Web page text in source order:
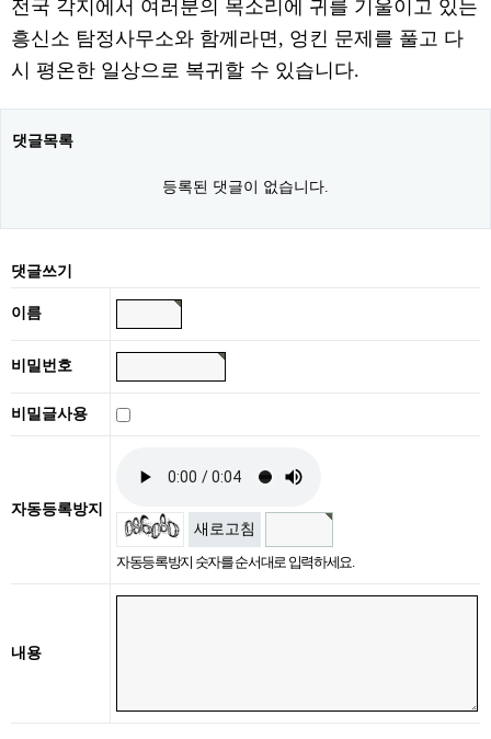
전국 각지에서 여러분의 목소리에 귀를 기울이고 있는
흥신소 탐정사무소와 함께라면, 엉킨 문제를 풀고 다
시 평온한 일상으로 복귀할 수 있습니다.
댓글목록
등록된 댓글이 없습니다.
댓글쓰기
이름
비밀번호
비밀글사용
자동등록방지
새로고침
자동등록방지 숫자를 순서대로 입력하세요.
내용